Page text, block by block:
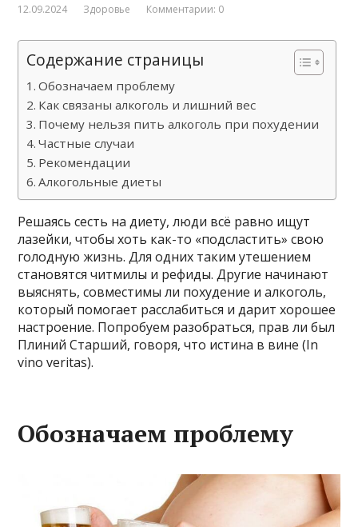
12.09.2024 Здоровье Комментарии: 0
Содержание страницы
Обозначаем проблему
Как связаны алкоголь и лишний вес
Почему нельзя пить алкоголь при похудении
Частные случаи
Рекомендации
Алкогольные диеты
Решаясь сесть на диету, люди всё равно ищут
лазейки, чтобы хоть как-то «подсластить» свою
голодную жизнь. Для одних таким утешением
становятся читмилы и рефиды. Другие начинают
выяснять, совместимы ли похудение и алкоголь,
который помогает расслабиться и дарит хорошее
настроение. Попробуем разобраться, прав ли был
Плиний Старший, говоря, что истина в вине (In
vino veritas).
Обозначаем проблему